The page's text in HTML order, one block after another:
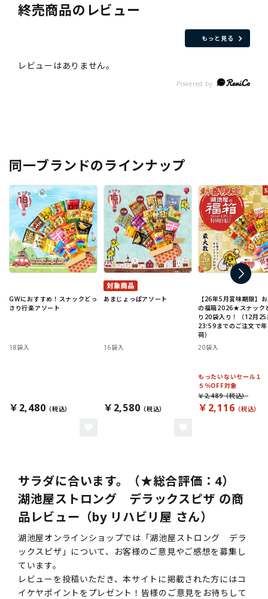
終売商品のレビュー
もっと見る
同一ブランドのラインナップ
GWにおすすめ！スナックどっ
さり行楽アソート
18袋入
￥2,480
あまじょっぱアソート
16袋入
￥2,580
【26年5月賞味期限】
の福箱2026★スナック
り20袋入り！（12月25
23:59までのご注文で
荷）
20袋入
もったいないセール１
５％OFF対象
￥2,116
￥2,489
サラダに合います。（★総合評価：4）
湖池屋ストロング デラックスピザ の商
品レビュー（by リハビリ屋 さん）
湖池屋オンラインショップでは「湖池屋ストロング デラ
ックスピザ」について、お客様のご意見やご感想を募集し
ています。
レビューを投稿いただき、本サイトに掲載された方にはコ
イケヤポイントをプレゼント！皆様のご意見をお待ちして